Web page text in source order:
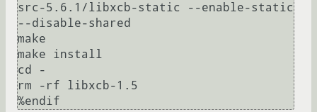
src-5.6.1/libxcb-static --enable-static
--disable-shared
make
make install
cd -
rm -rf libxcb-1.5